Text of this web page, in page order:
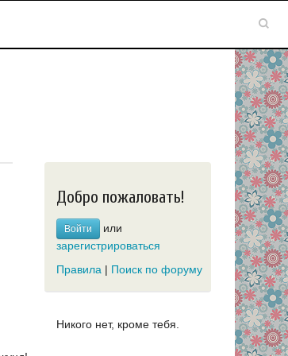
Добро пожаловать!
Войти
или
зарегистрироваться
Правила | Поиск по форуму
Никого нет, кроме тебя.